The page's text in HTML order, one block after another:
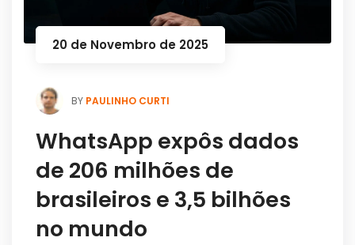
20 de Novembro de 2025
BY PAULINHO CURTI
WhatsApp expôs dados
de 206 milhões de
brasileiros e 3,5 bilhões
no mundo